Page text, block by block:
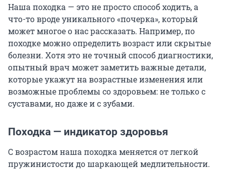
Наша походка — это не просто способ ходить, а
что-то вроде уникального «почерка», который
может многое о нас рассказать. Например, по
походке можно определить возраст или скрытые
болезни. Хотя это не точный способ диагностики,
опытный врач может заметить важные детали,
которые укажут на возрастные изменения или
возможные проблемы со здоровьем: не только с
суставами, но даже и с зубами.
Походка — индикатор здоровья
С возрастом наша походка меняется от легкой
пружинистости до шаркающей медлительности.